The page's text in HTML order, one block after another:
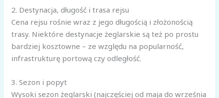
2. Destynacja, długość i trasa rejsu
Cena rejsu rośnie wraz z jego długością i złożonością
trasy. Niektóre destynacje żeglarskie są też po prostu
bardziej kosztowne – ze względu na popularność,
infrastrukturę portową czy odległość.
3. Sezon i popyt
Wysoki sezon żeglarski (najczęściej od maja do września